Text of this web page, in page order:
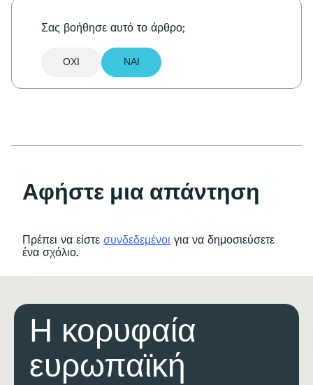
Σας βοήθησε αυτό το άρθρο;
ΌΧΙ ΝΑΙ
Αφήστε μια απάντηση
Πρέπει να είστε συνδεδεμένοι για να δημοσιεύσετε
ένα σχόλιο.
Η κορυφαία
ευρωπαϊκή